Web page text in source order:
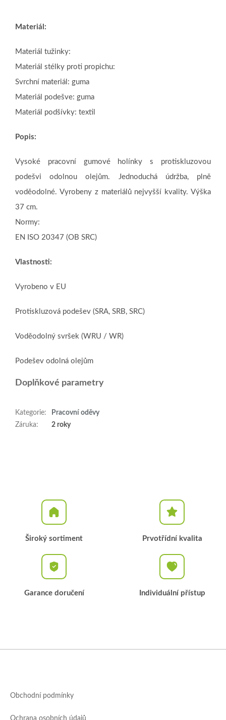
Materiál:
Materiál tužinky:
Materiál stélky proti propichu:
Svrchní materiál: guma
Materiál podešve: guma
Materiál podšívky: textil
Popis:
Vysoké pracovní gumové holínky s protiskluzovou
podešvi odolnou olejům. Jednoduchá údržba, plně
voděodolné. Vyrobeny z materiálů nejvyšší kvality. Výška
37 cm.
Normy:
EN ISO 20347 (OB SRC)
Vlastnosti:
Vyrobeno v EU
Protiskluzová podešev (SRA, SRB, SRC)
Voděodolný svršek (WRU / WR)
Podešev odolná olejům
Doplňkové parametry
Kategorie:
Pracovní oděvy
Záruka: 2 roky
Široký sortiment Prvotřídní kvalita
Garance doručení Individuální přístup
Obchodní podmínky